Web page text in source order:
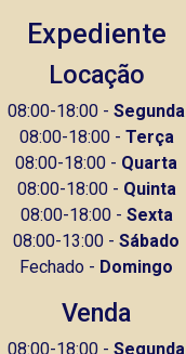
Expediente
Locação
08:00-18:00 - Segunda
08:00-18:00 - Terça
08:00-18:00 - Quarta
08:00-18:00 - Quinta
08:00-18:00 - Sexta
08:00-13:00 - Sábado
Fechado - Domingo
Venda
08:00-18:00 - Segunda